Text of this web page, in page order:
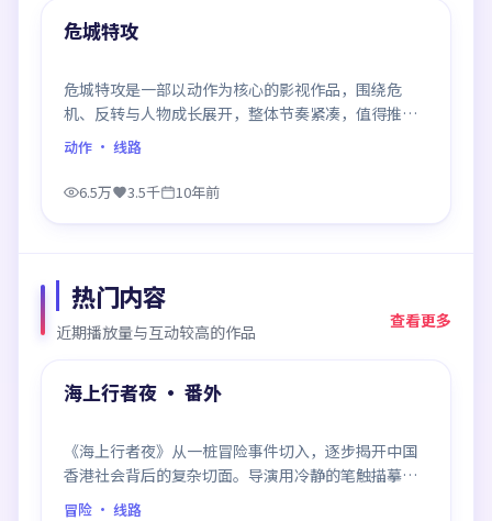
最新
危城特攻
危城特攻是一部以动作为核心的影视作品，围绕危
机、反转与人物成长展开，整体节奏紧凑，值得推荐
观看。
动作 · 线路
6.5万 3.5千 10年前
热门内容
近期播放量与互动较高的作品
查看更多
热门
99:35
海上行者夜 · 番外
《海上行者夜》从一桩冒险事件切入，逐步揭开中国
香港社会背后的复杂切面。导演用冷静的笔触描摹人
物挣扎，沉浸感极强，看完后劲十足。
冒险 · 线路